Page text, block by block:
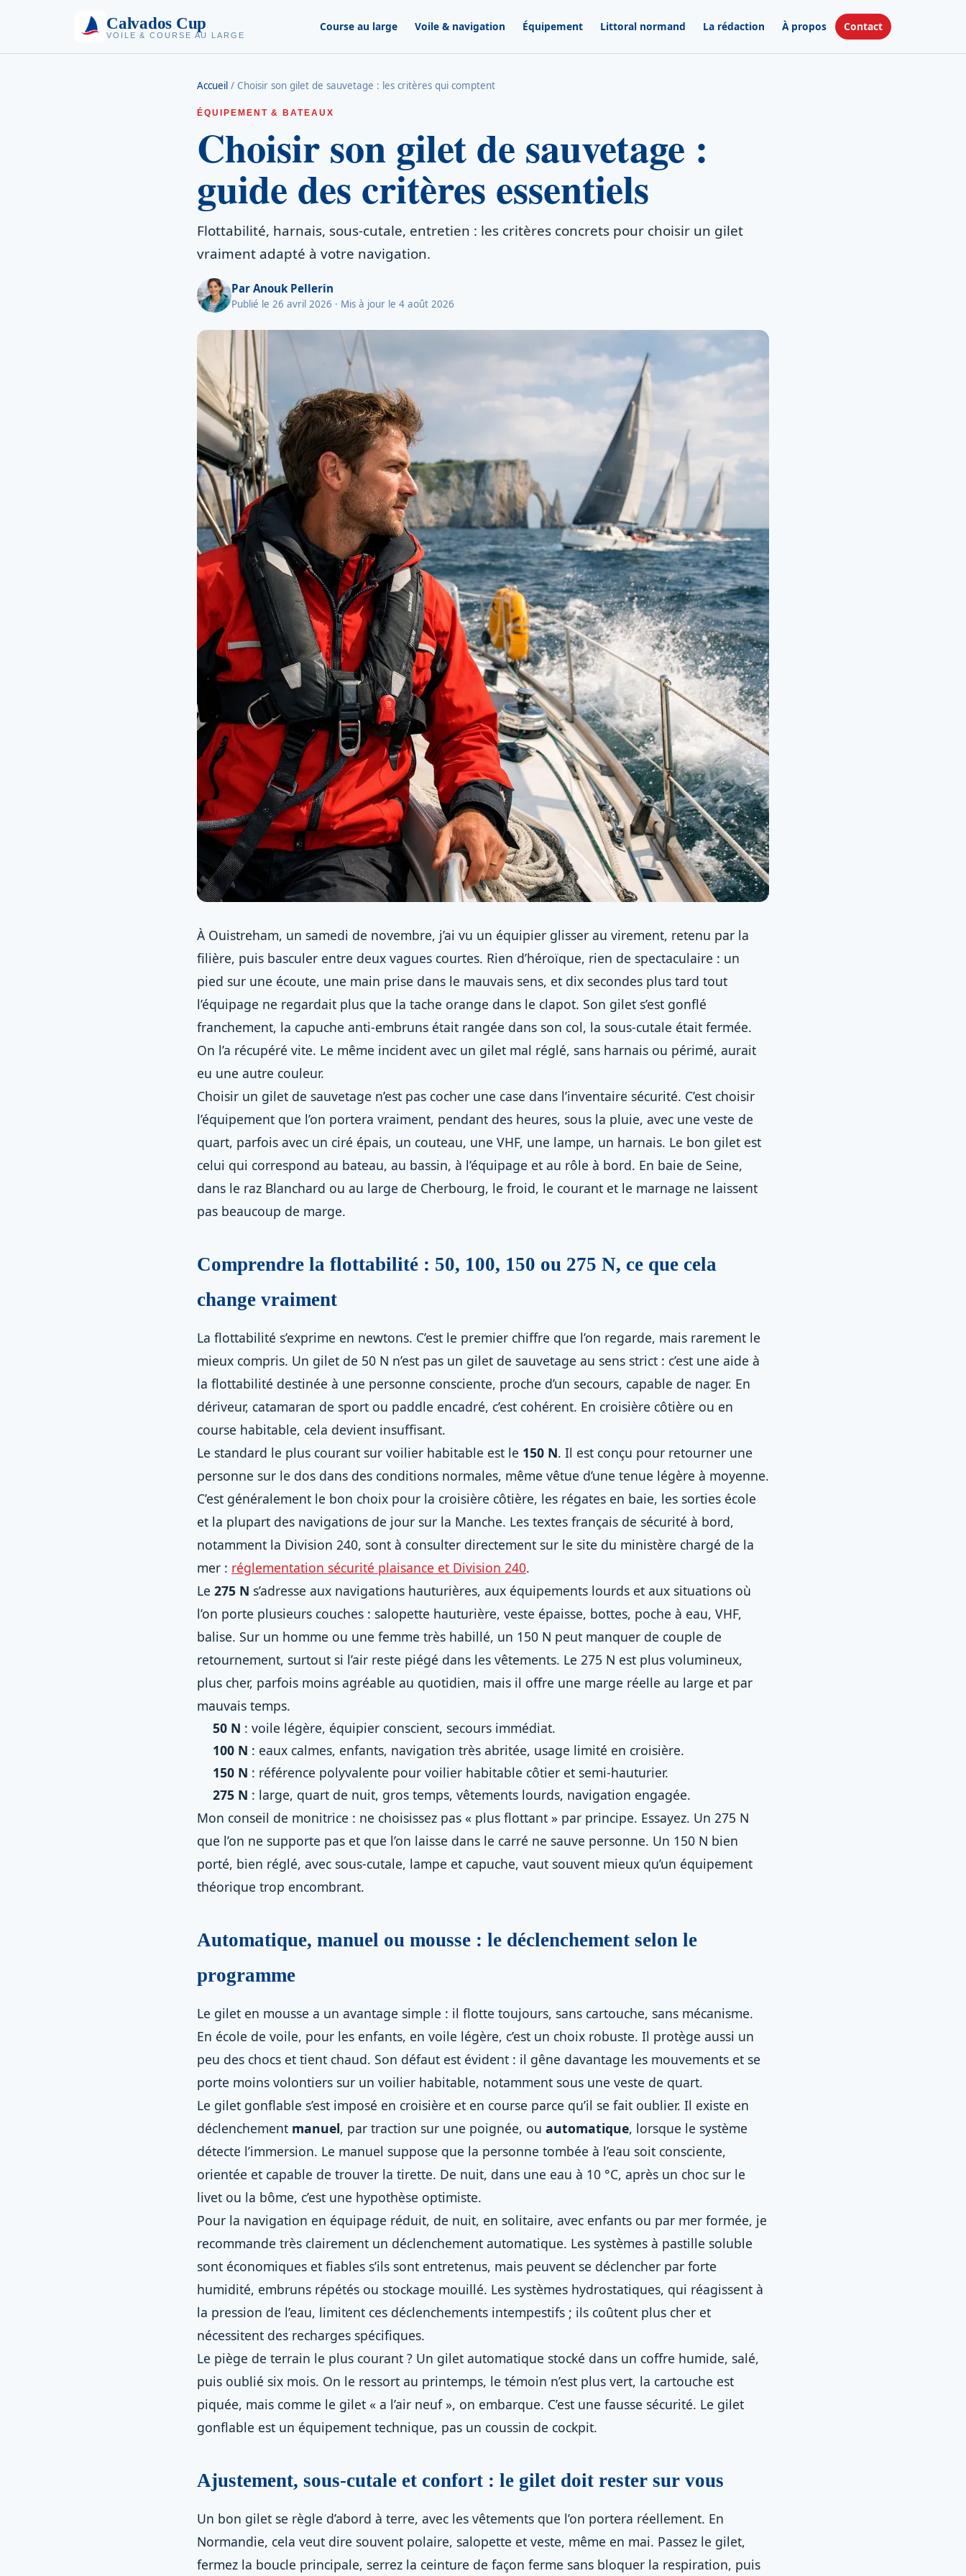
Calvados Cup
VOILE & COURSE AU LARGE
Course au large Voile & navigation Équipement Littoral normand La rédaction À propos Contact
Accueil / Choisir son gilet de sauvetage : les critères qui comptent
ÉQUIPEMENT & BATEAUX
Choisir son gilet de sauvetage :
guide des critères essentiels
Flottabilité, harnais, sous-cutale, entretien : les critères concrets pour choisir un gilet
vraiment adapté à votre navigation.
Par Anouk Pellerin
Publié le 26 avril 2026 · Mis à jour le 4 août 2026
À Ouistreham, un samedi de novembre, j’ai vu un équipier glisser au virement, retenu par la
filière, puis basculer entre deux vagues courtes. Rien d’héroïque, rien de spectaculaire : un
pied sur une écoute, une main prise dans le mauvais sens, et dix secondes plus tard tout
l’équipage ne regardait plus que la tache orange dans le clapot. Son gilet s’est gonflé
franchement, la capuche anti-embruns était rangée dans son col, la sous-cutale était fermée.
On l’a récupéré vite. Le même incident avec un gilet mal réglé, sans harnais ou périmé, aurait
eu une autre couleur.
Choisir un gilet de sauvetage n’est pas cocher une case dans l’inventaire sécurité. C’est choisir
l’équipement que l’on portera vraiment, pendant des heures, sous la pluie, avec une veste de
quart, parfois avec un ciré épais, un couteau, une VHF, une lampe, un harnais. Le bon gilet est
celui qui correspond au bateau, au bassin, à l’équipage et au rôle à bord. En baie de Seine,
dans le raz Blanchard ou au large de Cherbourg, le froid, le courant et le marnage ne laissent
pas beaucoup de marge.
Comprendre la flottabilité : 50, 100, 150 ou 275 N, ce que cela
change vraiment
La flottabilité s’exprime en newtons. C’est le premier chiffre que l’on regarde, mais rarement le
mieux compris. Un gilet de 50 N n’est pas un gilet de sauvetage au sens strict : c’est une aide à
la flottabilité destinée à une personne consciente, proche d’un secours, capable de nager. En
dériveur, catamaran de sport ou paddle encadré, c’est cohérent. En croisière côtière ou en
course habitable, cela devient insuffisant.
Le standard le plus courant sur voilier habitable est le 150 N. Il est conçu pour retourner une
personne sur le dos dans des conditions normales, même vêtue d’une tenue légère à moyenne.
C’est généralement le bon choix pour la croisière côtière, les régates en baie, les sorties école
et la plupart des navigations de jour sur la Manche. Les textes français de sécurité à bord,
notamment la Division 240, sont à consulter directement sur le site du ministère chargé de la
mer : réglementation sécurité plaisance et Division 240.
Le 275 N s’adresse aux navigations hauturières, aux équipements lourds et aux situations où
l’on porte plusieurs couches : salopette hauturière, veste épaisse, bottes, poche à eau, VHF,
balise. Sur un homme ou une femme très habillé, un 150 N peut manquer de couple de
retournement, surtout si l’air reste piégé dans les vêtements. Le 275 N est plus volumineux,
plus cher, parfois moins agréable au quotidien, mais il offre une marge réelle au large et par
mauvais temps.
50 N : voile légère, équipier conscient, secours immédiat.
100 N : eaux calmes, enfants, navigation très abritée, usage limité en croisière.
150 N : référence polyvalente pour voilier habitable côtier et semi-hauturier.
275 N : large, quart de nuit, gros temps, vêtements lourds, navigation engagée.
Mon conseil de monitrice : ne choisissez pas « plus flottant » par principe. Essayez. Un 275 N
que l’on ne supporte pas et que l’on laisse dans le carré ne sauve personne. Un 150 N bien
porté, bien réglé, avec sous-cutale, lampe et capuche, vaut souvent mieux qu’un équipement
théorique trop encombrant.
Automatique, manuel ou mousse : le déclenchement selon le
programme
Le gilet en mousse a un avantage simple : il flotte toujours, sans cartouche, sans mécanisme.
En école de voile, pour les enfants, en voile légère, c’est un choix robuste. Il protège aussi un
peu des chocs et tient chaud. Son défaut est évident : il gêne davantage les mouvements et se
porte moins volontiers sur un voilier habitable, notamment sous une veste de quart.
Le gilet gonflable s’est imposé en croisière et en course parce qu’il se fait oublier. Il existe en
déclenchement manuel, par traction sur une poignée, ou automatique, lorsque le système
détecte l’immersion. Le manuel suppose que la personne tombée à l’eau soit consciente,
orientée et capable de trouver la tirette. De nuit, dans une eau à 10 °C, après un choc sur le
livet ou la bôme, c’est une hypothèse optimiste.
Pour la navigation en équipage réduit, de nuit, en solitaire, avec enfants ou par mer formée, je
recommande très clairement un déclenchement automatique. Les systèmes à pastille soluble
sont économiques et fiables s’ils sont entretenus, mais peuvent se déclencher par forte
humidité, embruns répétés ou stockage mouillé. Les systèmes hydrostatiques, qui réagissent à
la pression de l’eau, limitent ces déclenchements intempestifs ; ils coûtent plus cher et
nécessitent des recharges spécifiques.
Le piège de terrain le plus courant ? Un gilet automatique stocké dans un coffre humide, salé,
puis oublié six mois. On le ressort au printemps, le témoin n’est plus vert, la cartouche est
piquée, mais comme le gilet « a l’air neuf », on embarque. C’est une fausse sécurité. Le gilet
gonflable est un équipement technique, pas un coussin de cockpit.
Ajustement, sous-cutale et confort : le gilet doit rester sur vous
Un bon gilet se règle d’abord à terre, avec les vêtements que l’on portera réellement. En
Normandie, cela veut dire souvent polaire, salopette et veste, même en mai. Passez le gilet,
fermez la boucle principale, serrez la ceinture de façon ferme sans bloquer la respiration, puis